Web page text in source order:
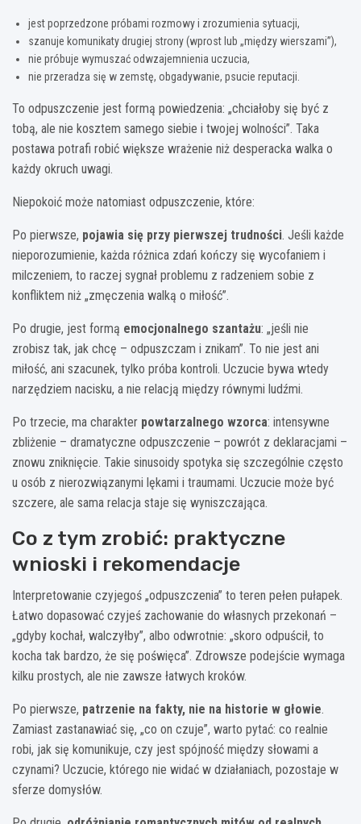
jest poprzedzone próbami rozmowy i zrozumienia sytuacji,
szanuje komunikaty drugiej strony (wprost lub „między wierszami”),
nie próbuje wymuszać odwzajemnienia uczucia,
nie przeradza się w zemstę, obgadywanie, psucie reputacji.
To odpuszczenie jest formą powiedzenia: „chciałoby się być z
tobą, ale nie kosztem samego siebie i twojej wolności”. Taka
postawa potrafi robić większe wrażenie niż desperacka walka o
każdy okruch uwagi.
Niepokoić może natomiast odpuszczenie, które:
Po pierwsze, pojawia się przy pierwszej trudności. Jeśli każde
nieporozumienie, każda różnica zdań kończy się wycofaniem i
milczeniem, to raczej sygnał problemu z radzeniem sobie z
konfliktem niż „zmęczenia walką o miłość”.
Po drugie, jest formą emocjonalnego szantażu: „jeśli nie
zrobisz tak, jak chcę – odpuszczam i znikam”. To nie jest ani
miłość, ani szacunek, tylko próba kontroli. Uczucie bywa wtedy
narzędziem nacisku, a nie relacją między równymi ludźmi.
Po trzecie, ma charakter powtarzalnego wzorca: intensywne
zbliżenie – dramatyczne odpuszczenie – powrót z deklaracjami –
znowu zniknięcie. Takie sinusoidy spotyka się szczególnie często
u osób z nierozwiązanymi lękami i traumami. Uczucie może być
szczere, ale sama relacja staje się wyniszczająca.
Co z tym zrobić: praktyczne
wnioski i rekomendacje
Interpretowanie czyjegoś „odpuszczenia” to teren pełen pułapek.
Łatwo dopasować czyjeś zachowanie do własnych przekonań –
„gdyby kochał, walczyłby”, albo odwrotnie: „skoro odpuścił, to
kocha tak bardzo, że się poświęca”. Zdrowsze podejście wymaga
kilku prostych, ale nie zawsze łatwych kroków.
Po pierwsze, patrzenie na fakty, nie na historie w głowie.
Zamiast zastanawiać się, „co on czuje”, warto pytać: co realnie
robi, jak się komunikuje, czy jest spójność między słowami a
czynami? Uczucie, którego nie widać w działaniach, pozostaje w
sferze domysłów.